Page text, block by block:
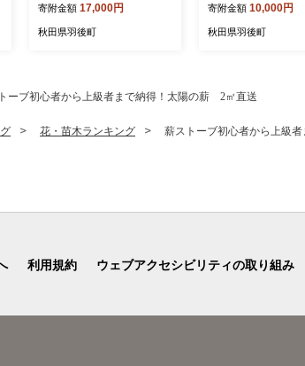
ーツ 砂糖不使用 おやつ 自
然派 低温乾燥 しっとり】
寄附金額 17,000円
秋田県羽後町
ーツ 砂糖不使用 お
然派 低温乾燥 しっ
寄附金額 10,000円
秋田県羽後町
ーブ初心者から上級者まで納得！太陽の薪 2㎥直送
花・苗木ランキング 薪ストーブ初心者から上級
利用規約 ウェブアクセシビリティの取り組み